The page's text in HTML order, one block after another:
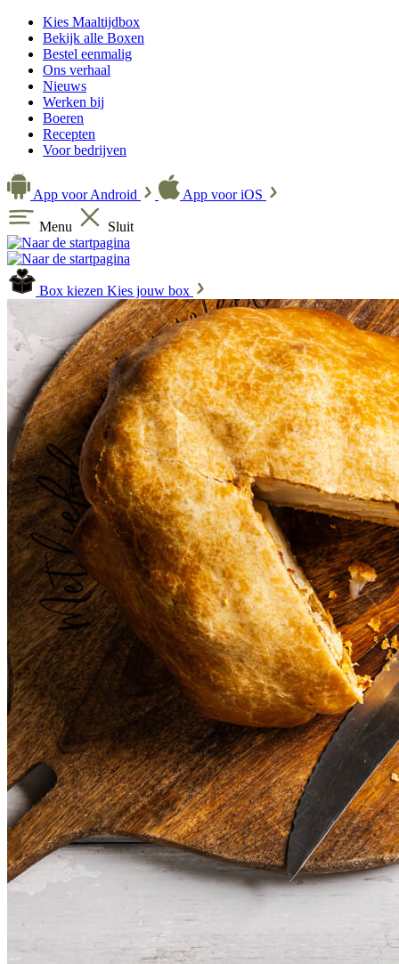
Kies Maaltijdbox
Bekijk alle Boxen
Bestel eenmalig
Ons verhaal
Nieuws
Werken bij
Boeren
Recepten
Voor bedrijven
App voor Android App voor iOS
Menu Sluit
Box kiezen Kies jouw box